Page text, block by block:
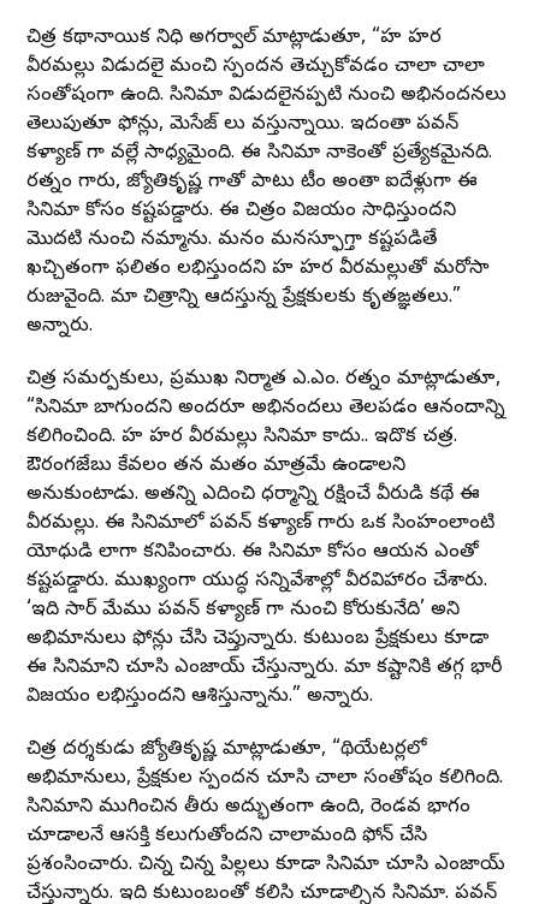
చిత్ర కథానాయిక నిధి అగర్వాల్ మాట్లాడుతూ, “హరి హర
వీరమల్లు విడుదలై మంచి స్పందన తెచ్చుకోవడం చాలా చాలా
సంతోషంగా ఉంది. సినిమా విడుదలైనప్పటి నుంచి అభినందనలు
తెలుపుతూ ఫోన్లు, మెసేజ్ లు వస్తున్నాయి. ఇదంతా పవన్
కళ్యాణ్ గారి వల్లే సాధ్యమైంది. ఈ సినిమా నాకెంతో ప్రత్యేకమైనది.
రత్నం గారు, జ్యోతికృష్ణ గారితో పాటు టీం అంతా ఐదేళ్లుగా ఈ
సినిమా కోసం కష్టపడ్డారు. ఈ చిత్రం విజయం సాధిస్తుందని
మొదటి నుంచి నమ్మాను. మనం మనస్ఫూర్తిగా కష్టపడితే
ఖచ్చితంగా ఫలితం లభిస్తుందని హరి హర వీరమల్లుతో మరోసారి
రుజువైంది. మా చిత్రాన్ని ఆదరిస్తున్న ప్రేక్షకులకు కృతఙ్ఞతలు.”
అన్నారు.
చిత్ర సమర్పకులు, ప్రముఖ నిర్మాత ఎ.ఎం. రత్నం మాట్లాడుతూ,
“సినిమా బాగుందని అందరూ అభినందలు తెలపడం ఆనందాన్ని
కలిగించింది. హరి హర వీరమల్లు సినిమా కాదు.. ఇదొక చరిత్ర.
ఔరంగజేబు కేవలం తన మతం మాత్రమే ఉండాలని
అనుకుంటాడు. అతన్ని ఎదిరించి ధర్మాన్ని రక్షించే వీరుడి కథే ఈ
వీరమల్లు. ఈ సినిమాలో పవన్ కళ్యాణ్ గారు ఒక సింహంలాంటి
యోధుడి లాగా కనిపించారు. ఈ సినిమా కోసం ఆయన ఎంతో
కష్టపడ్డారు. ముఖ్యంగా యుద్ధ సన్నివేశాల్లో వీరవిహారం చేశారు.
‘ఇది సార్ మేము పవన్ కళ్యాణ్ గారి నుంచి కోరుకునేది’ అని
అభిమానులు ఫోన్లు చేసి చెప్తున్నారు. కుటుంబ ప్రేక్షకులు కూడా
ఈ సినిమాని చూసి ఎంజాయ్ చేస్తున్నారు. మా కష్టానికి తగ్గ భారీ
విజయం లభిస్తుందని ఆశిస్తున్నాను.” అన్నారు.
చిత్ర దర్శకుడు జ్యోతికృష్ణ మాట్లాడుతూ, “థియేటర్లలో
అభిమానులు, ప్రేక్షకుల స్పందన చూసి చాలా సంతోషం కలిగింది.
సినిమాని ముగించిన తీరు అద్భుతంగా ఉంది, రెండవ భాగం
చూడాలనే ఆసక్తి కలుగుతోందని చాలామంది ఫోన్ చేసి
ప్రశంసించారు. చిన్న చిన్న పిల్లలు కూడా సినిమా చూసి ఎంజాయ్
చేస్తున్నారు. ఇది కుటుంబంతో కలిసి చూడాల్సిన సినిమా. పవన్